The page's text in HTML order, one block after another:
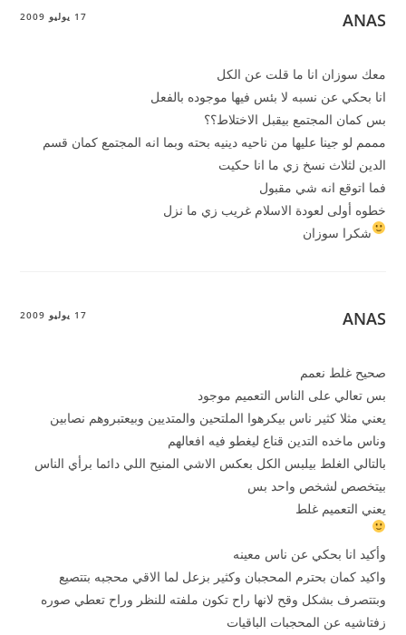
ANAS 17 يوليو 2009
معك سوزان انا ما قلت عن الكل
انا بحكي عن نسبه لا بئس فيها موجوده بالفعل
بس كمان المجتمع بيقبل الاختلاط؟؟
مممم لو جينا عليها من ناحيه دينيه بحته وبما انه المجتمع كمان قسم
الدين لثلاث نسخ زي ما انا حكيت
فما اتوقع انه شي مقبول
خطوه أولى لعودة الاسلام غريب زي ما نزل
شكرا سوزان
ANAS 17 يوليو 2009
صحيح غلط نعمم
بس تعالي على الناس التعميم موجود
يعني مثلا كثير ناس بيكرهوا الملتحين والمتديين وبيعتبروهم نصابين
وناس ماخده التدين قناع ليغطو فيه افعالهم
بالتالي الغلط بيلبس الكل بعكس الاشي المنيح اللي دائما برأي الناس
بيتخصص لشخص واحد بس
يعني التعميم غلط
وأكيد انا بحكي عن ناس معينه
واكيد كمان بحترم المحجبان وكثير بزعل لما الاقي محجبه بتتصيع
وبتتصرف بشكل وقح لانها راح تكون ملفته للنظر وراح تعطي صوره
زفتاشيه عن المحجبات الباقيات